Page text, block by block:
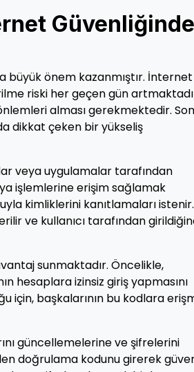
büyük önem kazanmıştır. İnternet
riski her geçen gün
alması gerekmektedir. Son
dikkat çeken bir yükseliş
veya uygulamalar tarafından
işlemlerine erişim sağlamak
kimliklerini kanıtlamaları
ve kullanıcı tarafından
sunmaktadır. Öncelikle,
hesaplara izinsiz giriş yapmasını
için, başkalarının bu kodlara
güncellemelerine ve şifrelerini
doğrulama kodunu girerek